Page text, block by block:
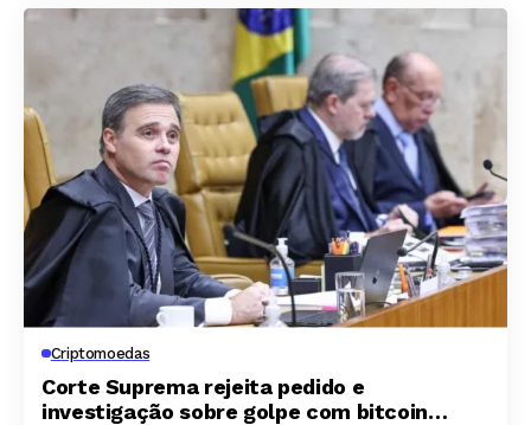
Criptomoedas
Corte Suprema rejeita pedido e
investigação sobre golpe com bitcoin